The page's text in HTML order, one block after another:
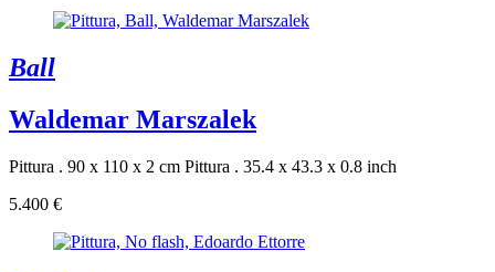
Ball
Waldemar Marszalek
Pittura . 90 x 110 x 2 cm Pittura . 35.4 x 43.3 x 0.8 inch
5.400 €